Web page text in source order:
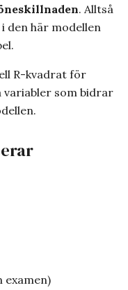
. Alltså
den här modellen
R-kvadrat för
variabler som bidrar
examen)